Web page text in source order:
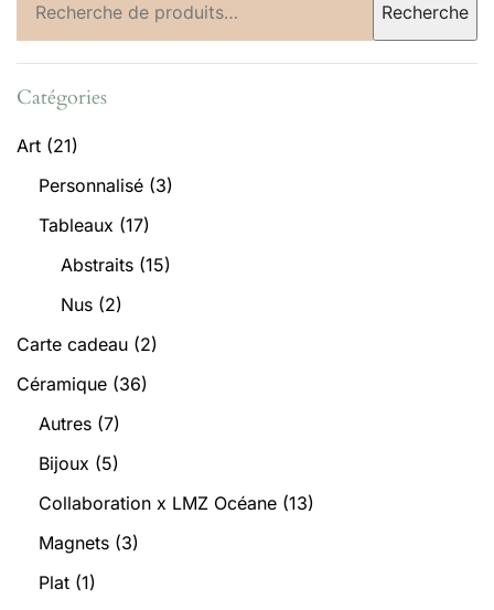
pour :
Recherche
Catégories
Art (21)
Personnalisé (3)
Tableaux (17)
Abstraits (15)
Nus (2)
Carte cadeau (2)
Céramique (36)
Autres (7)
Bijoux (5)
Collaboration x LMZ Océane (13)
Magnets (3)
Plat (1)